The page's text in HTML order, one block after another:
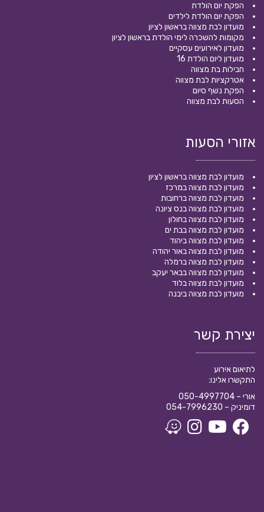
הפקת יום הולדת
הפקת יום הולדת לילדים
מועדון לבת מצווה בראשון לציון
מקומות להשכרה לימי הולדת בראשון לציון
מועדון לאירועים עסקיים
מועדון ליום הולדת 16
חבילות בת מצווה
אטרקציות לבת מצווה
הפקת נשף סיום
הסעות לבת מצווה
אזורי הסעות
מועדון לבת מצווה בראשון לציון
מועדון לבת מצווה במרכז
מועדון לבת מצווה ברחובות
מועדון לבת מצווה בנס ציונה
מועדון לבת מצווה בחולון
מועדון לבת מצווה בבת ים
מועדון לבת מצווה ביהוד
מועדון לבת מצווה באור יהודה
מועדון לבת מצווה ברמלה
מועדון לבת מצווה בבאר יעקב
מועדון לבת מצווה בלוד
מועדון לבת מצווה ביבנה
יצירת קשר
לתיאום אירוע
התקשרו אלינו:
אורי – 050-4997704
דומיניק – 054-7996230